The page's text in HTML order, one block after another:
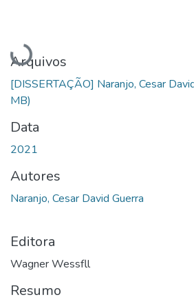
Carregando...
Arquivos
[DISSERTAÇÃO] Naranjo, Cesar
MB)
Data
2021
Autores
Naranjo, Cesar David Guerra
Editora
Wagner Wessfll
Resumo